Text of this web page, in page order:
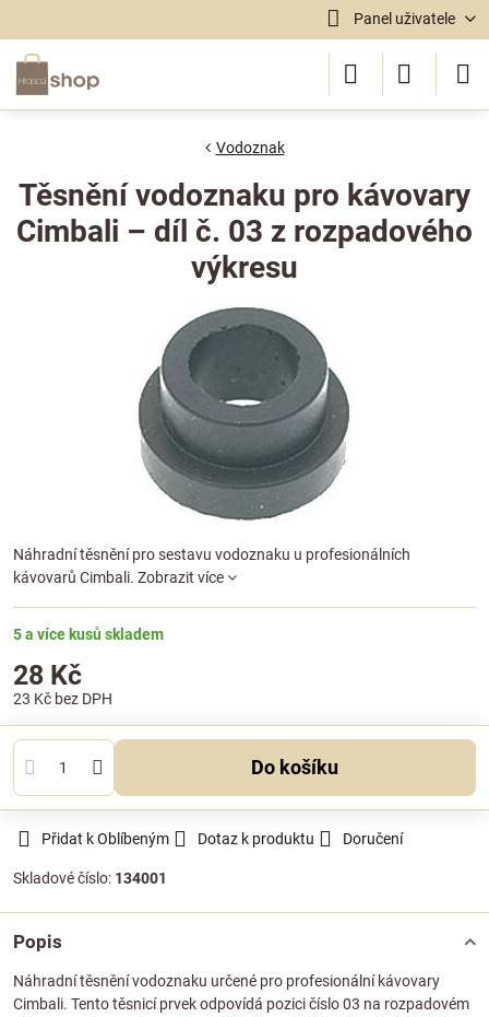
Panel uživatele
Vodoznak
Těsnění vodoznaku pro kávovary
Cimbali – díl č. 03 z rozpadového
výkresu
Náhradní těsnění pro sestavu vodoznaku u profesionálních
kávovarů Cimbali. Zobrazit více
5 a více kusů skladem
28 Kč
23 Kč bez DPH
Do košíku
Přidat k Oblíbeným Dotaz k produktu Doručení
Skladové číslo: 134001
Popis
Náhradní těsnění vodoznaku určené pro profesionální kávovary
Cimbali. Tento těsnicí prvek odpovídá pozici číslo 03 na rozpadovém